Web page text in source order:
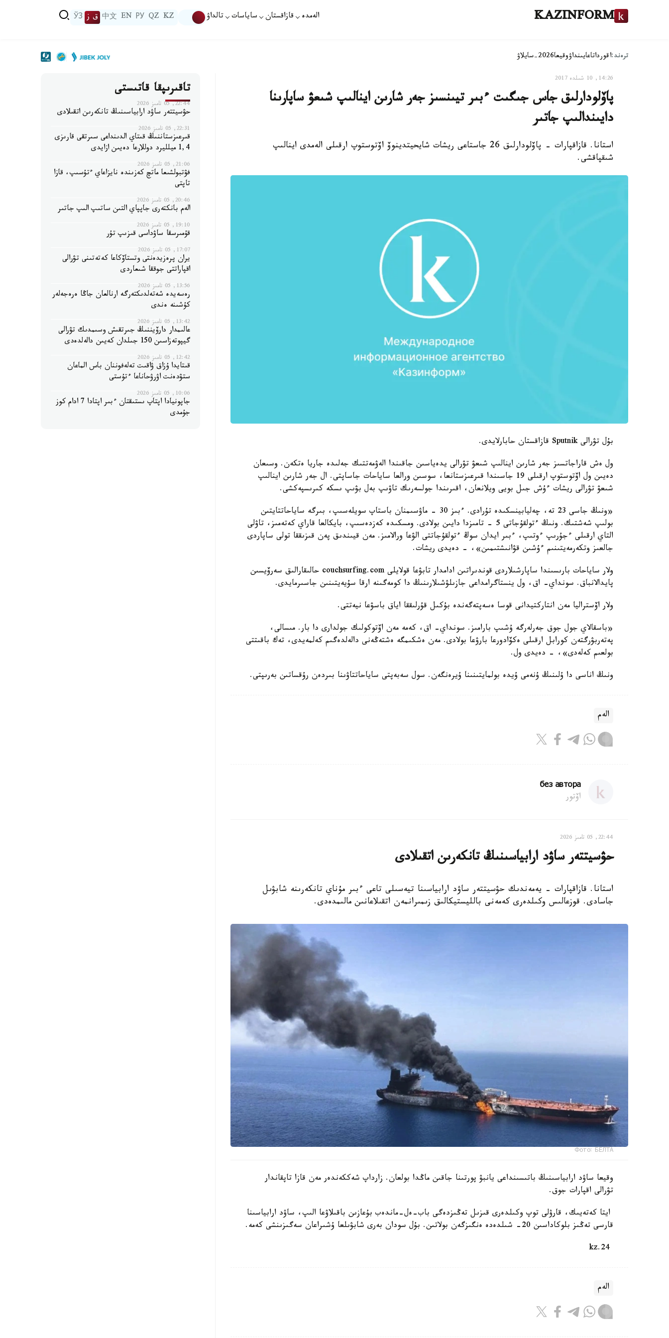
KAZINFORM الەمدە قازاقستان ساياسات تالداۋ KZ
QZ
РУ
EN
中文 ق ز ЎЗ
ترەند:اقورداتاعايىنداۋوقيعا2026-سايلاۋ
14:26, 10 شىلدە 2017
پاۆلودارلىق جاس جىگىت ءبىر تيىنسىز جەر شارىن اينالىپ شىعۋ ساپارىنا
دايىندالىپ جاتىر
استانا. قازاقپارات - پاۆلودارلىق 26 جاستاعى ريشات شايحيتدينوۆ اۆتوستوپ ارقىلى الەمدى اينالىپ
شىقپاقشى.
بۇل تۋرالى Sputnik قازاقستان حابارلايدى.
ول ەش قاراجاتسىز جەر شارىن اينالىپ شىعۋ تۋرالى يدەياسىن جاقىندا الەۋمەتتىك جەلىدە جاريا ەتكەن. وسىعان
دەيىن ول اۆتوستوپ ارقىلى 19 جاسىندا قىرعىزستانعا، سوسىن ورالعا ساياحات جاساپتى. ال جەر شارىن اينالىپ
شىعۋ تۋرالى ريشات ءۇش جىل بويى ويلانعان، اقىرىندا جولسەرىك تاۋىپ بەل بۋىپ ىسكە كىرىسپەكشى.
«ونىڭ جاسى 23 تە، چەليابينسكىدە تۇرادى. ءبىز 30 - ماۋسىمنان باستاپ سويلەسىپ، بىرگە ساياحاتتايتىن
بولىپ شەشتىك. ونىڭ ءتولقۇجاتى 5 - تامىزدا دايىن بولادى. ومسكىدە كەزدەسىپ، بايكالعا قاراي كەتەمىز، تاۋلى
التاي ارقىلى ءجۇرىپ ءوتىپ، ءبىر ايدان سوڭ ءتولقۇجاتتى الۋعا ورالامىز. مەن قيىندىق پەن قىزىققا تولى ساپاردى
جالعىز وتكەرمەيتىنىم ءۇشىن قۋانىشتىمىن»، - دەيدى ريشات.
ولار ساياحات بارىسىندا ساپارشىلاردى قوندىراتىن ادامدار تابۋعا قولايلى couchsurfing.com حالىقارالىق سەرۆيسىن
پايدالانباق. سونداي- اق، ول ينستاگرامداعى جازىلۋشىلارىنىڭ دا كومەگىنە ارقا سۇيەيتىنىن جاسىرمايدى.
ولار اۆستراليا مەن انتاركتيدانى قوسا ەسەپتەگەندە بۇكىل قۇرلىققا اياق باسۋعا نيەتتى.
«باسقالاي جول جوق جەرلەرگە ۇشىپ بارامىز. سونداي- اق، كەمە مەن اۆتوكولىك جولدارى دا بار. مىسالى،
پەتەربۋرگتەن كورابل ارقىلى ەكۆادورعا بارۋعا بولادى. مەن ەشكىمگە ەشتەڭەنى دالەلدەگىم كەلمەيدى، تەك باقىتتى
بولعىم كەلەدى»، - دەيدى ول.
ونىڭ اناسى دا ۇلىنىڭ ۇنەمى ۇيدە بولمايتىنىنا ۇيرەنگەن. سول سەبەپتى ساياحاتتاۋىنا بىردەن رۇقساتىن بەرىپتى.
الەم
без автора
اۆتور
22:44, 05 تامىز 2026
حۋسيتتەر ساۋد ارابياسىنىڭ تانكەرىن اتقىلادى
استانا. قازاقپارات - يەمەندىك حۋسيتتەر ساۋد ارابياسىنا تيەسىلى تاعى ءبىر مۇناي تانكەرىنە شابۋىل
جاسادى. قوزعالىس وكىلدەرى كەمەنى بالليستيكالىق زىمىرانمەن اتقىلاعانىن مالىمدەدى.
Фото: БЕЛТА
وقيعا ساۋد ارابياسىنىڭ باتىسىنداعى يانبۋ پورتىنا جاقىن ماڭدا بولعان. زارداپ شەككەندەر مەن قازا تاپقاندار
تۋرالى اقپارات جوق.
ايتا كەتەيىك، قارۋلى توپ وكىلدەرى قىزىل تەڭىزدەگى باب-ەل-ماندەب بۇعازىن باقىلاۋعا الىپ، ساۋد ارابياسىنا
قارسى تەڭىز بلوكاداسىن 20- شىلدەدە ەنگىزگەن بولاتىن. بۇل سودان بەرى شابۋىلعا ۇشىراعان سەگىزىنشى كەمە.
الەم
تاقىرىپقا قاتىستى
22:44, 05 تامىز 2026
حۋسيتتەر ساۋد ارابياسىنىڭ تانكەرىن اتقىلادى
22:31, 05 تامىز 2026
قىرعىزستاننىڭ قىتاي الدىنداعى سىرتقى قارىزى
1,4 ميلليرد دوللارعا دەيىن ازايدى
21:06, 05 تامىز 2026
فۋتبولشىعا ماتچ كەزىندە نايزاعاي ءتۇسىپ، قازا
تاپتى
20:46, 05 تامىز 2026
الەم بانكتەرى جاپپاي التىن ساتىپ الىپ جاتىر
19:10, 05 تامىز 2026
قۇمىرسقا ساۋداسى قىزىپ تۇر
17:07, 05 تامىز 2026
يران پرەزيدەنتى وتستاۆكاعا كەتەتىنى تۋرالى
اقپاراتتى جوققا شىعاردى
13:56, 05 تامىز 2026
رەسەيدە شەتەلدىكتەرگە ارنالعان جاڭا ەرەجەلەر
كۇشىنە ەندى
13:42, 05 تامىز 2026
عالىمدار دارۆيننىڭ جىرتقىش وسىمدىك تۋرالى
گيپوتەزاسىن 150 جىلدان كەيىن دالەلدەدى
12:42, 05 تامىز 2026
قىتايدا ۇزاق ۋاقىت تەلەفوننان باس الماعان
ستۋدەنت اۋرۋحاناعا ءتۇستى
10:06, 05 تامىز 2026
جاپونيادا اپتاپ ىستىقتان ءبىر اپتادا 7 ادام كوز
جۇمدى